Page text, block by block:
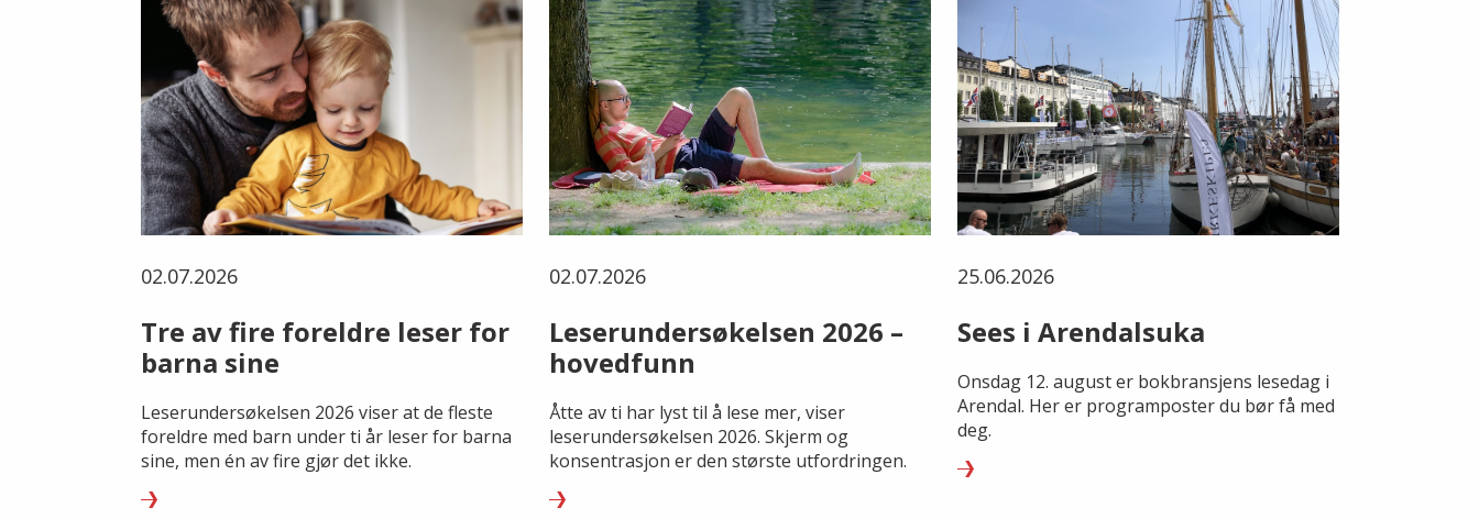
02.07.2026
Tre av fire foreldre leser for
barna sine
Leserundersøkelsen 2026 viser at de fleste
foreldre med barn under ti år leser for barna
sine, men én av fire gjør det ikke.
02.07.2026
Leserundersøkelsen 2026 –
hovedfunn
Åtte av ti har lyst til å lese mer, viser
leserundersøkelsen 2026. Skjerm og
konsentrasjon er den største utfordringen.
25.06.2026
Sees i Arendalsuka
Onsdag 12. august er bokbransjens lesedag i
Arendal. Her er programposter du bør få med
deg.